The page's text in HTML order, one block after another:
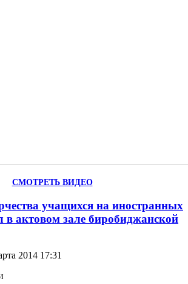
СМОТРЕТЬ ВИДЕО
учащихся на иностранных
в актовом зале биробиджанской
2014 17:31